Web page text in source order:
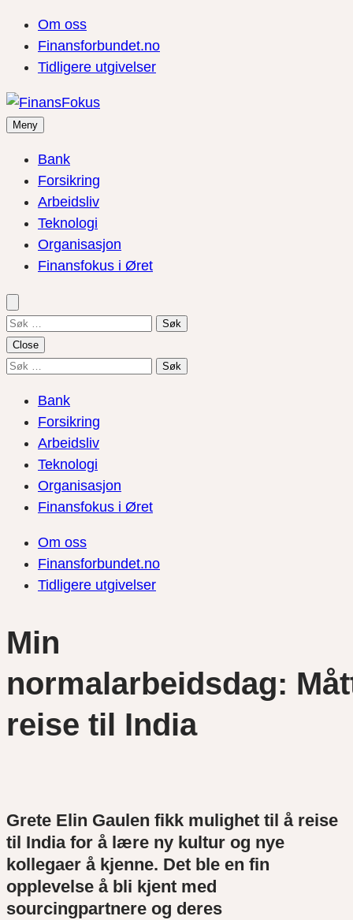
Om oss
Finansforbundet.no
Tidligere utgivelser
Meny
Bank
Forsikring
Arbeidsliv
Teknologi
Organisasjon
Finansfokus i Øret
Søk
etter:
Close
Søk
Bank
Forsikring
Arbeidsliv
Teknologi
Organisasjon
Finansfokus i Øret
Om oss
Finansforbundet.no
Tidligere utgivelser
Min
normalarbeidsdag:
reise til India
Grete Elin Gaulen fikk mulighet til å reise
til India for å lære ny kultur og nye
kollegaer å kjenne. Det ble en fin
opplevelse å bli kjent med
sourcingpartnere og deres